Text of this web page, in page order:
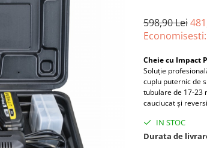
598,90 Lei
Economisesti:
Cheie cu Impact
Soluție
cuplu puternic de
tubulare de 17-23
cauciucat și
IN STOC
Durata de